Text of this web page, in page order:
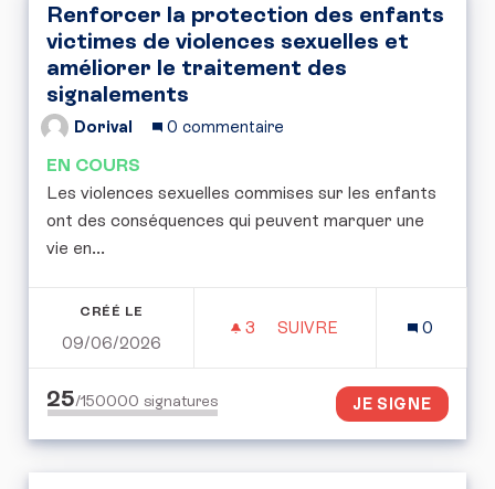
Renforcer la protection des enfants
victimes de violences sexuelles et
améliorer le traitement des
signalements
Dorival 0 commentaire
EN COURS
Les violences sexuelles commises sur les enfants
ont des conséquences qui peuvent marquer une
vie en...
CRÉÉ LE
09/06/2026
3 3 ABONNÉS
SUIVRE
0
25/150000 signatures JE SIGNE